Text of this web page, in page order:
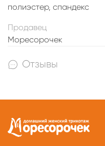
полиэстер, спандекс
Продавец
Моресорочек
Отзывы